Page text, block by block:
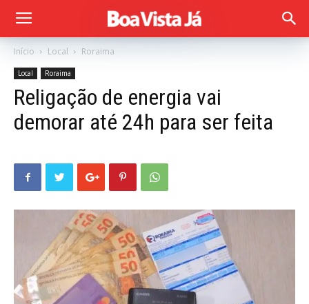
Início Local Roraima
Local Roraima
Religação de energia vai
demorar até 24h para ser feita